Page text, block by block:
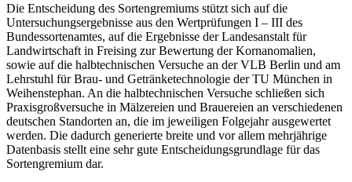
Die Entscheidung des Sortengremiums stützt sich auf die
Untersuchungsergebnisse aus den Wertprüfungen I – III des
Bundessortenamtes, auf die Ergebnisse der Landesanstalt für
Landwirtschaft in Freising zur Bewertung der Kornanomalien,
sowie auf die halbtechnischen Versuche an der VLB Berlin und am
Lehrstuhl für Brau- und Getränketechnologie der TU München in
Weihenstephan. An die halbtechnischen Versuche schließen sich
Praxisgroßversuche in Mälzereien und Brauereien an verschiedenen
deutschen Standorten an, die im jeweiligen Folgejahr ausgewertet
werden. Die dadurch generierte breite und vor allem mehrjährige
Datenbasis stellt eine sehr gute Entscheidungsgrundlage für das
Sortengremium dar.